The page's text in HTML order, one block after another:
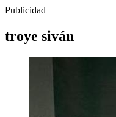
Publicidad
troye siván